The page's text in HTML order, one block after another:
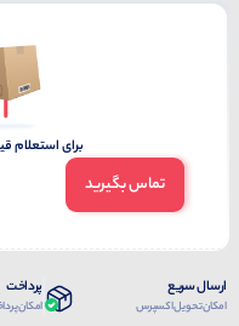
برای استعلام
تماس بگیرید
ارسال سریع
امکان تحویل اکسپرس
پرداخت
امکان